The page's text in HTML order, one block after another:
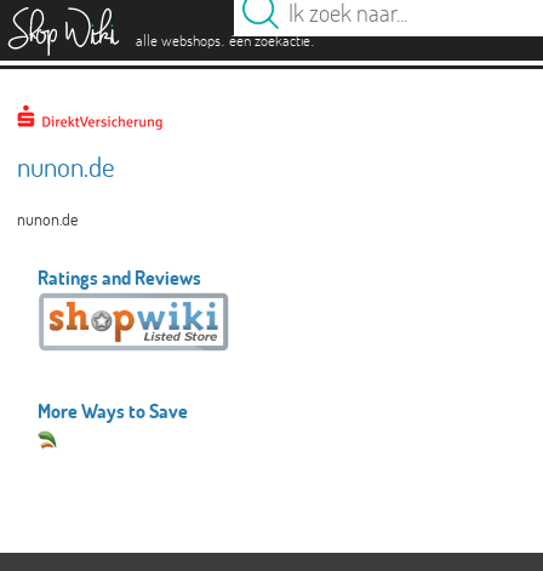
alle webshops. één zoekactie.
nunon.de
nunon.de
Ratings and Reviews
More Ways to Save